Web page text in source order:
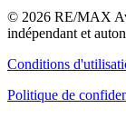
© 2026 RE/MAX
indépendant et
Conditions
Politique de